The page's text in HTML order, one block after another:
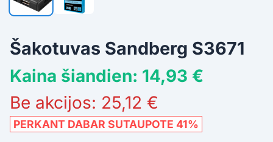
Šakotuvas Sandberg S3671
Kaina šiandien: 14,93 €
Be akcijos: 25,12 €
PERKANT DABAR SUTAUPOTE 41%